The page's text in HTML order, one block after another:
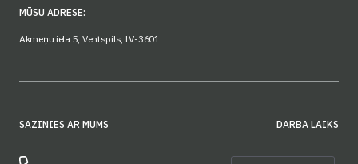
MŪSU ADRESE:
Akmeņu iela 5, Ventspils, LV-3601
SAZINIES AR MUMS DARBA LAIKS